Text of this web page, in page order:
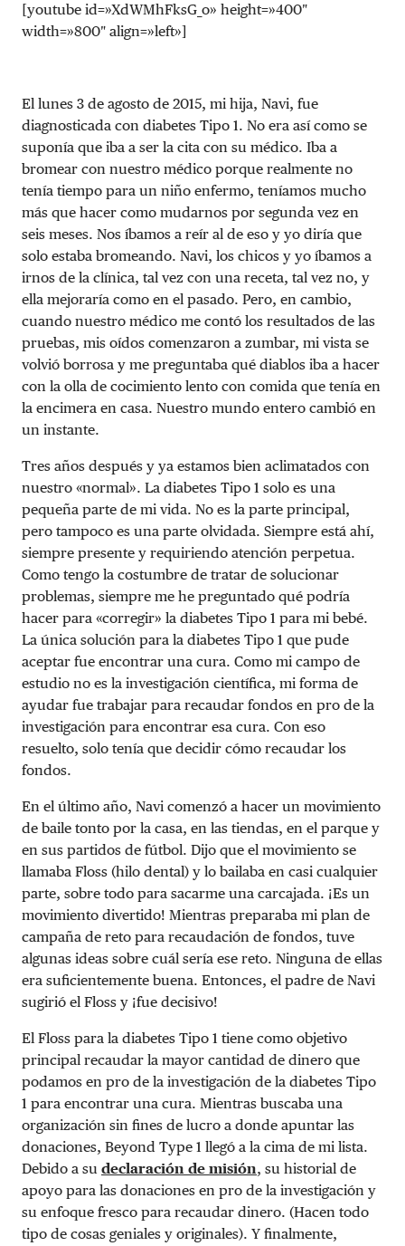
[youtube id=»XdWMhFksG_o» height=»400″
width=»800″ align=»left»]
El lunes 3 de agosto de 2015, mi hija, Navi, fue
diagnosticada con diabetes Tipo 1. No era así como se
suponía que iba a ser la cita con su médico. Iba a
bromear con nuestro médico porque realmente no
tenía tiempo para un niño enfermo, teníamos mucho
más que hacer como mudarnos por segunda vez en
seis meses. Nos íbamos a reír al de eso y yo diría que
solo estaba bromeando. Navi, los chicos y yo íbamos a
irnos de la clínica, tal vez con una receta, tal vez no, y
ella mejoraría como en el pasado. Pero, en cambio,
cuando nuestro médico me contó los resultados de las
pruebas, mis oídos comenzaron a zumbar, mi vista se
volvió borrosa y me preguntaba qué diablos iba a hacer
con la olla de cocimiento lento con comida que tenía en
la encimera en casa. Nuestro mundo entero cambió en
un instante.
Tres años después y ya estamos bien aclimatados con
nuestro «normal». La diabetes Tipo 1 solo es una
pequeña parte de mi vida. No es la parte principal,
pero tampoco es una parte olvidada. Siempre está ahí,
siempre presente y requiriendo atención perpetua.
Como tengo la costumbre de tratar de solucionar
problemas, siempre me he preguntado qué podría
hacer para «corregir» la diabetes Tipo 1 para mi bebé.
La única solución para la diabetes Tipo 1 que pude
aceptar fue encontrar una cura. Como mi campo de
estudio no es la investigación científica, mi forma de
ayudar fue trabajar para recaudar fondos en pro de la
investigación para encontrar esa cura. Con eso
resuelto, solo tenía que decidir cómo recaudar los
fondos.
En el último año, Navi comenzó a hacer un movimiento
de baile tonto por la casa, en las tiendas, en el parque y
en sus partidos de fútbol. Dijo que el movimiento se
llamaba Floss (hilo dental) y lo bailaba en casi cualquier
parte, sobre todo para sacarme una carcajada. ¡Es un
movimiento divertido! Mientras preparaba mi plan de
campaña de reto para recaudación de fondos, tuve
algunas ideas sobre cuál sería ese reto. Ninguna de ellas
era suficientemente buena. Entonces, el padre de Navi
sugirió el Floss y ¡fue decisivo!
El Floss para la diabetes Tipo 1 tiene como objetivo
principal recaudar la mayor cantidad de dinero que
podamos en pro de la investigación de la diabetes Tipo
1 para encontrar una cura. Mientras buscaba una
organización sin fines de lucro a donde apuntar las
donaciones, Beyond Type 1 llegó a la cima de mi lista.
Debido a su declaración de misión, su historial de
apoyo para las donaciones en pro de la investigación y
su enfoque fresco para recaudar dinero. (Hacen todo
tipo de cosas geniales y originales). Y finalmente,